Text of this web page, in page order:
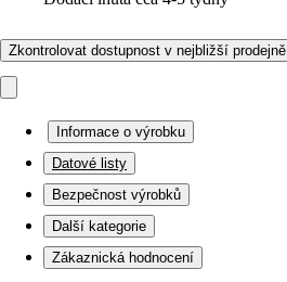
Zkontrolovat dostupnost v nejbližší prodejně
Informace o výrobku
Datové listy
Bezpečnost výrobků
Další kategorie
Zákaznická hodnocení